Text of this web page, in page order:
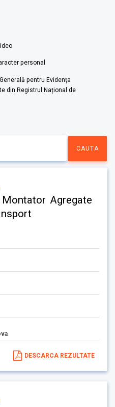
personal
pentru Evidența
din Registrul Național de
Agregate
DESCARCA REZULTATE